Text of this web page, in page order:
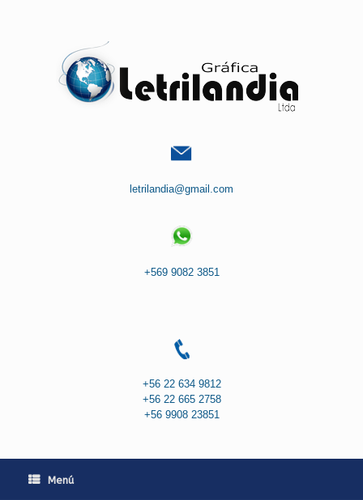
letrilandia@gmail.com
+569 9082 3851
+56 22 634 9812
+56 22 665 2758
+56 9908 23851
Menú